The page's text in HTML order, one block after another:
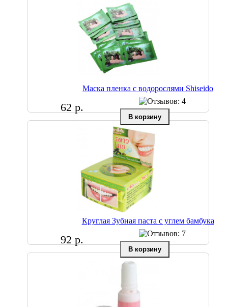
Маска пленка с водорослями Shiseido
62 р.
Круглая Зубная паста с углем бамбука
92 р.